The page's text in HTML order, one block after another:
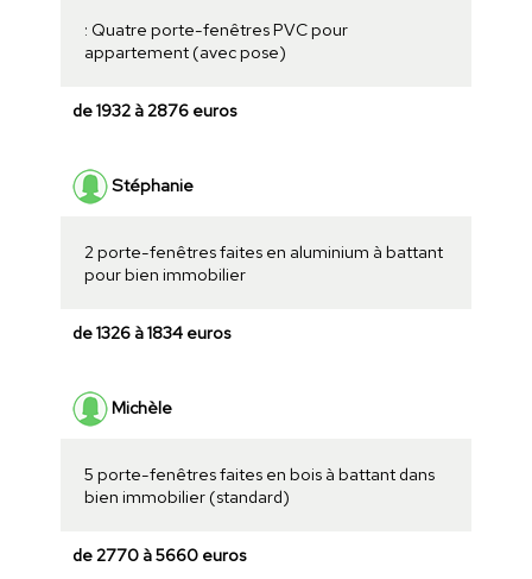
: Quatre porte-fenêtres PVC pour
appartement (avec pose)
de 1932 à 2876 euros
Stéphanie
2 porte-fenêtres faites en aluminium à battant
pour bien immobilier
de 1326 à 1834 euros
Michèle
5 porte-fenêtres faites en bois à battant dans
bien immobilier (standard)
de 2770 à 5660 euros